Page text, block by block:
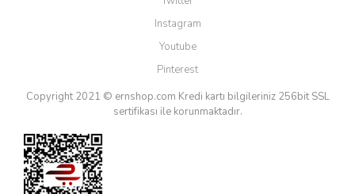
Instagram
Youtube
Pinterest
Copyright 2021 © ernshop.com Kredi kartı bilgileriniz 256bit SSL
sertifikası ile korunmaktadır.